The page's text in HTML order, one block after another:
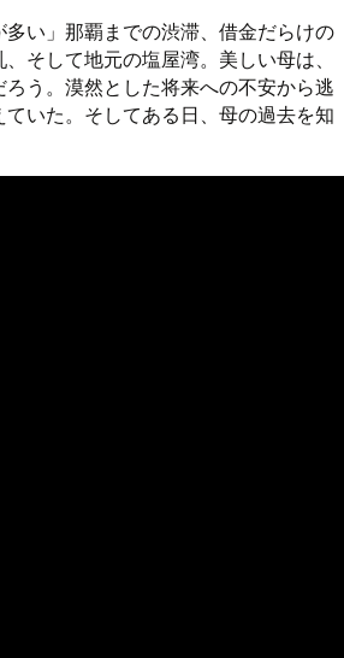
多い」那覇までの渋滞、借金だらけの
そして地元の塩屋湾。美しい母は、
う。漠然とした将来への不安から逃
いた。そしてある日、母の過去を知